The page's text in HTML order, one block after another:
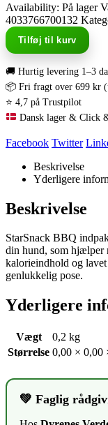
Availability: På lager
4033766700132
Tilføj til kurv
🚚 Hurtig levering 1–3
📦 Fri fragt over 699 kr
⭐ 4,7 på Trustpilot
Dansk lager & Click
Facebook Twitter
Beskrivelse
Yderligere
Beskrivelse
StarSnack BBQ
din hund, som hjælper
kalorieindhold og
genlukkelig pose.
Yderligere
Vægt
0,2 kg
Størrelse 0,00 × 0,00
💚 Faglig